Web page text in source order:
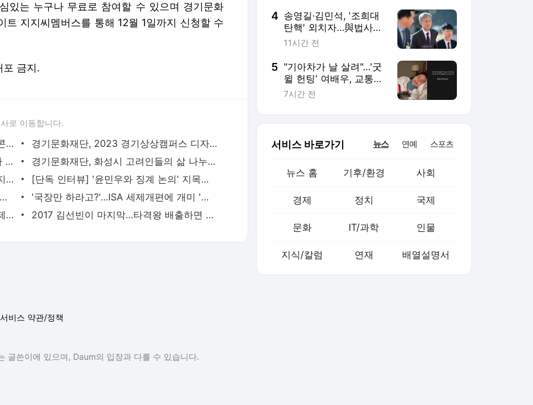
있는 누구나 무료로 참여할 수 있으며 경기문화
지지씨멤버스를 통해 12월 1일까지 신청할 수
금지.
로 이동합니다.
경기문화재단 문화예술 정책 대담 영상 콘텐츠 '지지씨 정책 프리즘' 공개
경기문화재단, 2023 경기상상캠퍼스 디자인 스튜디오 메이커톤 개최
경기문화재단 뮤지업숍 매출 8억 원 돌파 기념, 최대 70% 할인 이벤트
경기문화재단, 화성시 고려인들의 삶 나누는 '2023 이주 이야기 프로젝트' 개최
경기문화재단-용인문화재단, '용인 문화지구' 추진 위해 '맞손'
[단독 인터뷰] '윤민우와 징계 논의' 지목된 C교수 "윤리위원장, 외부와 논의 잘못된 행위"
李대통령, 6시간 부동산 2차 점검회의…"과감히 판단·실천하라"
'국장만 하라고?'…ISA 세제개편에 개미 '부글부글'
돈 안 되면 지원도 끝?…정동진독립영화제 예산 삭감이 던진 질문 [초점]
2017 김선빈이 마지막…타격왕 배출하면 우승 못 한다?
4 송영길·김민석, '조희대
탄핵' 외치자…與법사위
원들 "즉시 대법관 제청
11시간 전
5 "기아차가 날 살려"…'굿
윌 헌팅' 여배우, 교통사
고때 타고 있던 차는?
7시간 전
서비스 바로가기 뉴스 연예 스포츠
뉴스 홈 기후/환경 사회
경제 정치 국제
문화 IT/과학 인물
지식/칼럼 연재 배열설명서
서비스 약관/정책
글쓴이에 있으며, Daum의 입장과 다를 수 있습니다.